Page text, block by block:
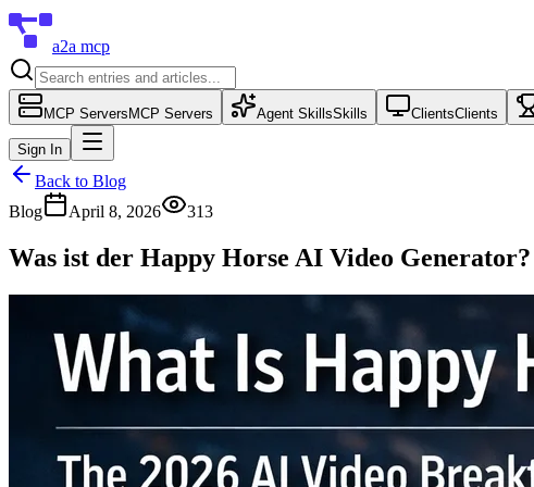
a2a mcp
MCP Servers MCP Servers Agent SkillsSkills ClientsClients
Sign In
Back to Blog
Blog
April 8, 2026 313
Was ist der Happy Horse AI Video